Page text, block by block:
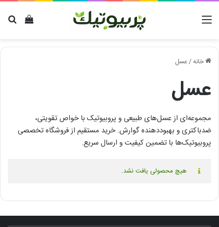
دیدن منو
خانه/عسل
عسل
مجموعه‌ای از عسل‌های طبیعی و پروبیوتیک با خواص تقویتی،
ضدباکتری و بهبوددهنده گوارش. خرید مستقیم از فروشگاه تخصصی
پروبیوتیک‌ها با تضمین کیفیت و ارسال سریع.
هیچ محصولی یافت نشد.